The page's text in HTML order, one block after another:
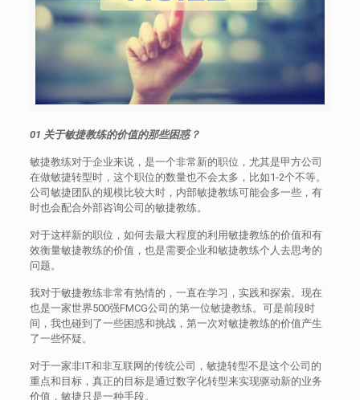
01 关于敏捷教练的价值的那些困惑？
敏捷教练对于企业来说，是一个非常新的职位，尤其是甲方公司
在做敏捷转型时，这个职位的数量也不会太多，比如1-2个不等。
公司敏捷团队的规模比较大时，内部敏捷教练可能会多一些，有
时也会配合外部咨询公司的敏捷教练。
对于这样新的职位，如何去最大程度的利用敏捷教练的价值和有
效衡量敏捷教练的价值，也是需要企业和敏捷教练个人去思考的
问题。
我对于敏捷教练非常有热情的，一直在学习，实践和探索。现在
也是一家世界500强FMCG公司的第一位敏捷教练。可是前段时
间，我也碰到了一些困惑和挑战，第一次对敏捷教练的价值产生
了一些怀疑。
对于一家非IT和非互联网的传统公司，敏捷转型不是这个公司的
重点和目标，真正的目标是通过数字化转型来实现驱动新的业务
价值，敏捷只是一种手段。